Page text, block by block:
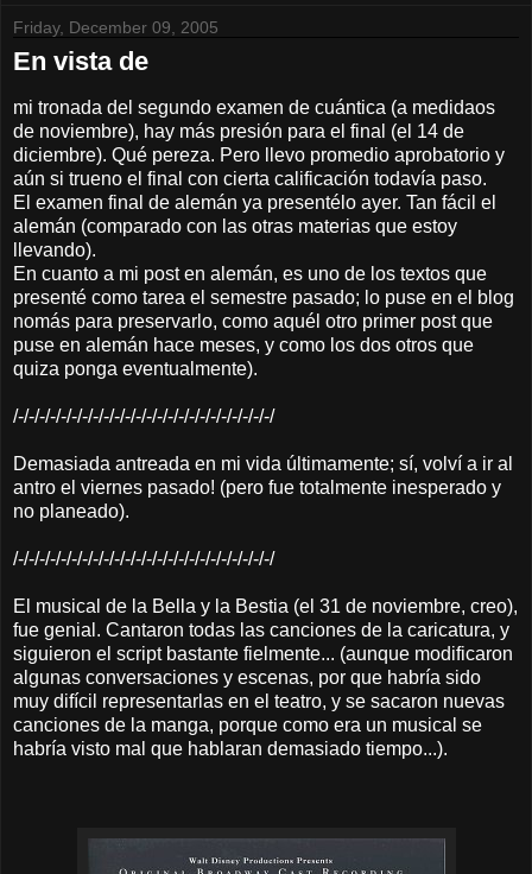
Friday, December 09, 2005
En vista de
mi tronada del segundo examen de cuántica (a medidaos
de noviembre), hay más presión para el final (el 14 de
diciembre). Qué pereza. Pero llevo promedio aprobatorio y
aún si trueno el final con cierta calificación todavía paso.
El examen final de alemán ya presentélo ayer. Tan fácil el
alemán (comparado con las otras materias que estoy
llevando).
En cuanto a mi post en alemán, es uno de los textos que
presenté como tarea el semestre pasado; lo puse en el blog
nomás para preservarlo, como aquél otro primer post que
puse en alemán hace meses, y como los dos otros que
quiza ponga eventualmente).
/-/-/-/-/-/-/-/-/-/-/-/-/-/-/-/-/-/-/-/-/-/-/-/-/
Demasiada antreada en mi vida últimamente; sí, volví a ir al
antro el viernes pasado! (pero fue totalmente inesperado y
no planeado).
/-/-/-/-/-/-/-/-/-/-/-/-/-/-/-/-/-/-/-/-/-/-/-/-/
El musical de la Bella y la Bestia (el 31 de noviembre, creo),
fue genial. Cantaron todas las canciones de la caricatura, y
siguieron el script bastante fielmente... (aunque modificaron
algunas conversaciones y escenas, por que habría sido
muy difícil representarlas en el teatro, y se sacaron nuevas
canciones de la manga, porque como era un musical se
habría visto mal que hablaran demasiado tiempo...).